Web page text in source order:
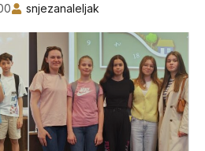
snjezanaleljak